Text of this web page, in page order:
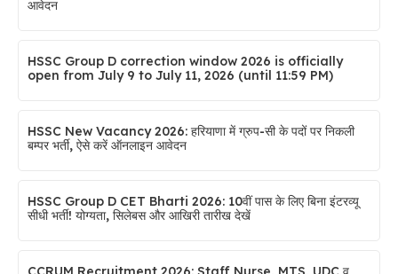
आवेदन
HSSC Group D correction window 2026 is officially
open from July 9 to July 11, 2026 (until 11:59 PM)
HSSC New Vacancy 2026: हरियाणा में ग्रुप-सी के पदों पर निकली
बम्पर भर्ती, ऐसे करें ऑनलाइन आवेदन
HSSC Group D CET Bharti 2026: 10वीं पास के लिए बिना इंटरव्यू
सीधी भर्ती! योग्यता, सिलेबस और आखिरी तारीख देखें